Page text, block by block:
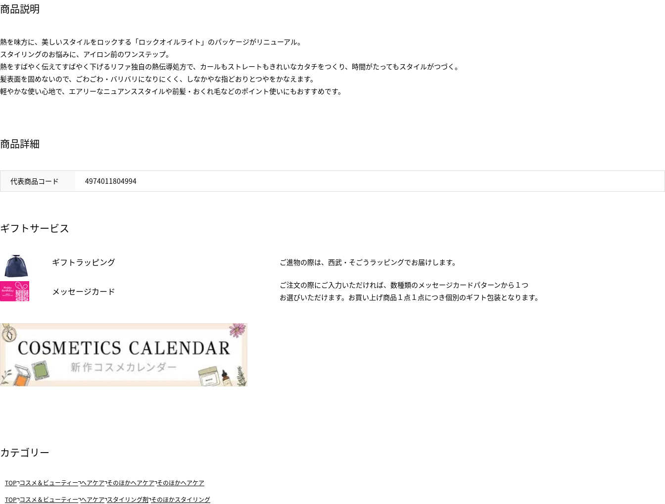
商品説明
熱を味方に、美しいスタイルをロックする「ロックオイルライト」のパッケージがリニューアル。
スタイリングのお悩みに、アイロン前のワンステップ。
熱をすばやく伝えてすばやく下げるリファ独自の熱伝導処方で、カールもストレートもきれいなカタチをつくり、時間がたってもスタイルがつづく。
髪表面を固めないので、ごわごわ・バリバリになりにくく、しなかやな指どおりとつやをかなえます。
軽やかな使い心地で、エアリーなニュアンススタイルや前髪・おくれ毛などのポイント使いにもおすすめです。
商品詳細
代表商品コード 4974011804994
ギフトサービス
ギフトラッピング ご進物の際は、西武・そごうラッピングでお届けします。
メッセージカード
ご注文の際にご入力いただければ、数種類のメッセージカードパターンから１つ
お選びいただけます。お買い上げ商品１点１点につき個別のギフト包装となります。
カテゴリー
TOP コスメ＆ビューティー ヘアケア そのほかヘアケア そのほかヘアケア
TOP コスメ＆ビューティー ヘアケア スタイリング剤 そのほかスタイリング